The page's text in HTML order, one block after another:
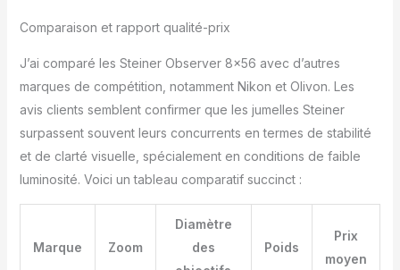
Comparaison et rapport qualité-prix
J’ai comparé les Steiner Observer 8×56 avec d’autres
marques de compétition, notamment Nikon et Olivon. Les
avis clients semblent confirmer que les jumelles Steiner
surpassent souvent leurs concurrents en termes de stabilité
et de clarté visuelle, spécialement en conditions de faible
luminosité. Voici un tableau comparatif succinct :
Marque Zoom
Diamètre
des
Poids
Prix
moyen